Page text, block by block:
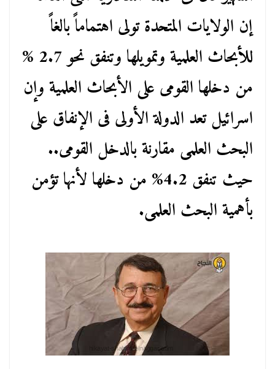
إن الولايات المتحدة تولى اهتماماً بالغاً
للأبحاث العلمية وتمويلها وتنفق نحو 2.7 %
من دخلها القومى على الأبحاث العلمية وإن
اسرائيل تعد الدولة الأولى فى الإنفاق على
البحث العلمى مقارنة بالدخل القومى..
حيث تنفق 4.2% من دخلها لأنها تؤمن
بأهمية البحث العلمى.